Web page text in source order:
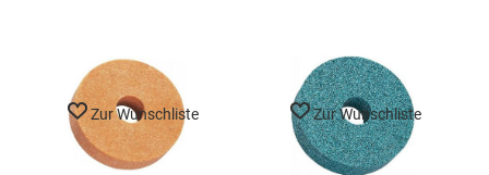
Zur Wunschliste Zur Wunschliste